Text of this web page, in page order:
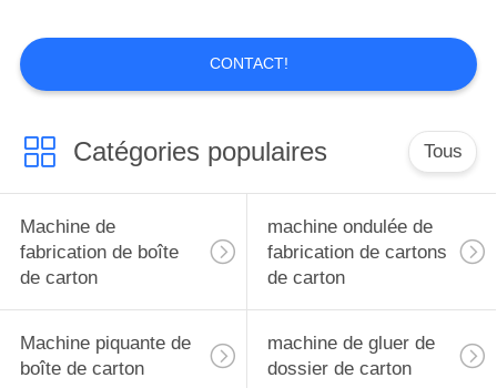
découpeuse
Slotter rotatoire
10
CONTACT!
Catégories populaires Tous
Machine de
fabrication de boîte
de carton
machine ondulée de
fabrication de cartons
de carton
Machine piquante de
boîte de carton
machine de gluer de
dossier de carton